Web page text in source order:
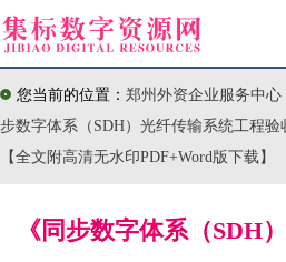
您当前的位置： 郑州外资企业服务中心
步数字体系（SDH）光纤传输系统工程验
【全文附高清无水印PDF+Word版下载】
《同步数字体系（SDH